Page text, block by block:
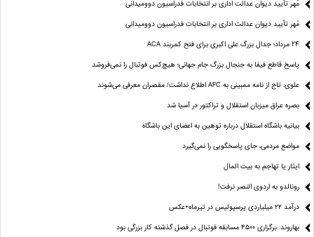
مُهر تأیید دیوان عدالت اداری بر انتخابات فدراسیون دوومیدانی
مُهر تأیید دیوان عدالت اداری بر انتخابات فدراسیون دوومیدانی
24 مرداد؛ جدال بزرگ علی‌ اکبری برای فتح کمربند ACA
پاسخ قاطع فیفا به جنجال بزرگ جام جهانی؛ هیچ‌کس فوتبال را نمی‌فروشد
علوی: تاج از نامه ممبینی به AFC اطلاع نداشت/ مقصران معرفی می‌شوند
بصره عراق میزبان استقلال و تراکتور در آسیا شد
بیانیه باشگاه استقلال درباره توهین به اعضای این باشگاه
مواضع مردمی، جای پاسخگویی را نمی‌گیرد
ایثار یا تهاجم به بیت المال
رونالدو به اردوی النصر نرفت!
درآمد ۲۲ میلیاردی پرسپولیس در تیرماه+عکس
بهاروند: برگزاری ۴۵۰۰ مسابقه فوتبال در فصل گذشته کار بزرگی بود